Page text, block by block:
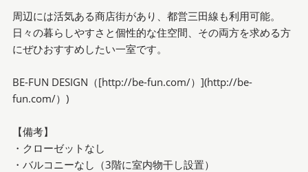
周辺には活気ある商店街があり、都営三田線も利用可能。
日々の暮らしやすさと個性的な住空間、その両方を求める方
にぜひおすすめしたい一室です。
BE-FUN DESIGN（[http://be-fun.com/）](http://be-
fun.com/）)
【備考】
・クローゼットなし
・バルコニーなし（3階に室内物干し設置）